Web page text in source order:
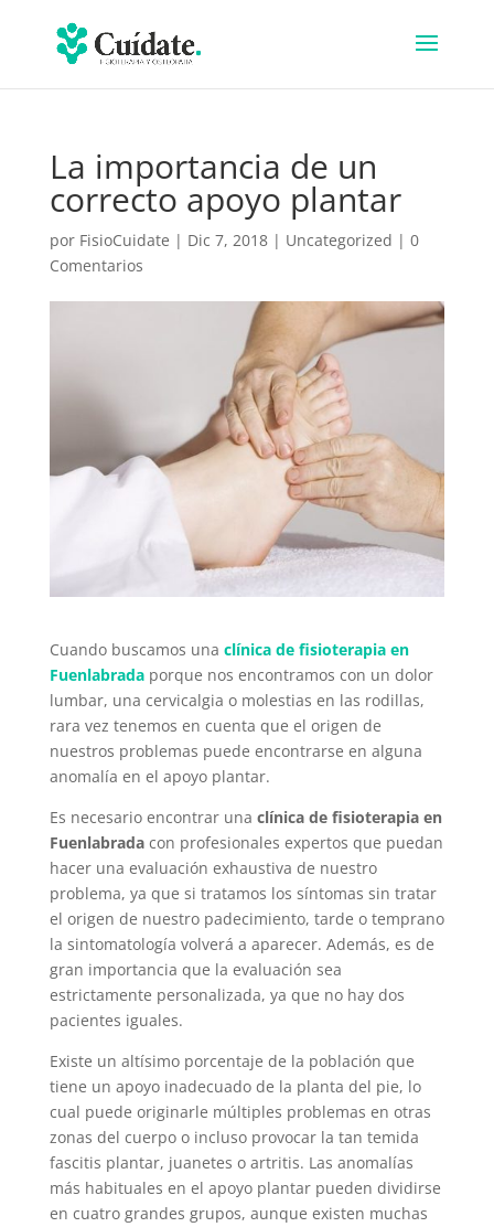
La importancia de un
correcto apoyo plantar
por FisioCuidate | Dic 7, 2018| Uncategorized | 0
Comentarios
Cuando buscamos una clínica de fisioterapia en
Fuenlabradaporque nos encontramos con un dolor
lumbar, una cervicalgia o molestias en las rodillas,
rara vez tenemos en cuenta que el origen de
nuestros problemas puede encontrarse en alguna
anomalía en el apoyo plantar.
Es necesario encontrar una clínica de fisioterapia en
Fuenlabradacon profesionales expertos que puedan
hacer una evaluación exhaustiva de nuestro
problema, ya que si tratamos los síntomas sin tratar
el origen de nuestro padecimiento, tarde o temprano
la sintomatología volverá a aparecer. Además, es de
gran importancia que la evaluación sea
estrictamente personalizada, ya que no hay dos
pacientes iguales.
Existe un altísimo porcentaje de la población que
tiene un apoyo inadecuado de la planta del pie, lo
cual puede originarle múltiples problemas en otras
zonas del cuerpo o incluso provocar la tan temida
fascitis plantar, juanetes o artritis. Las anomalías
más habituales en el apoyo plantar pueden dividirse
en cuatro grandes grupos, aunque existen muchas